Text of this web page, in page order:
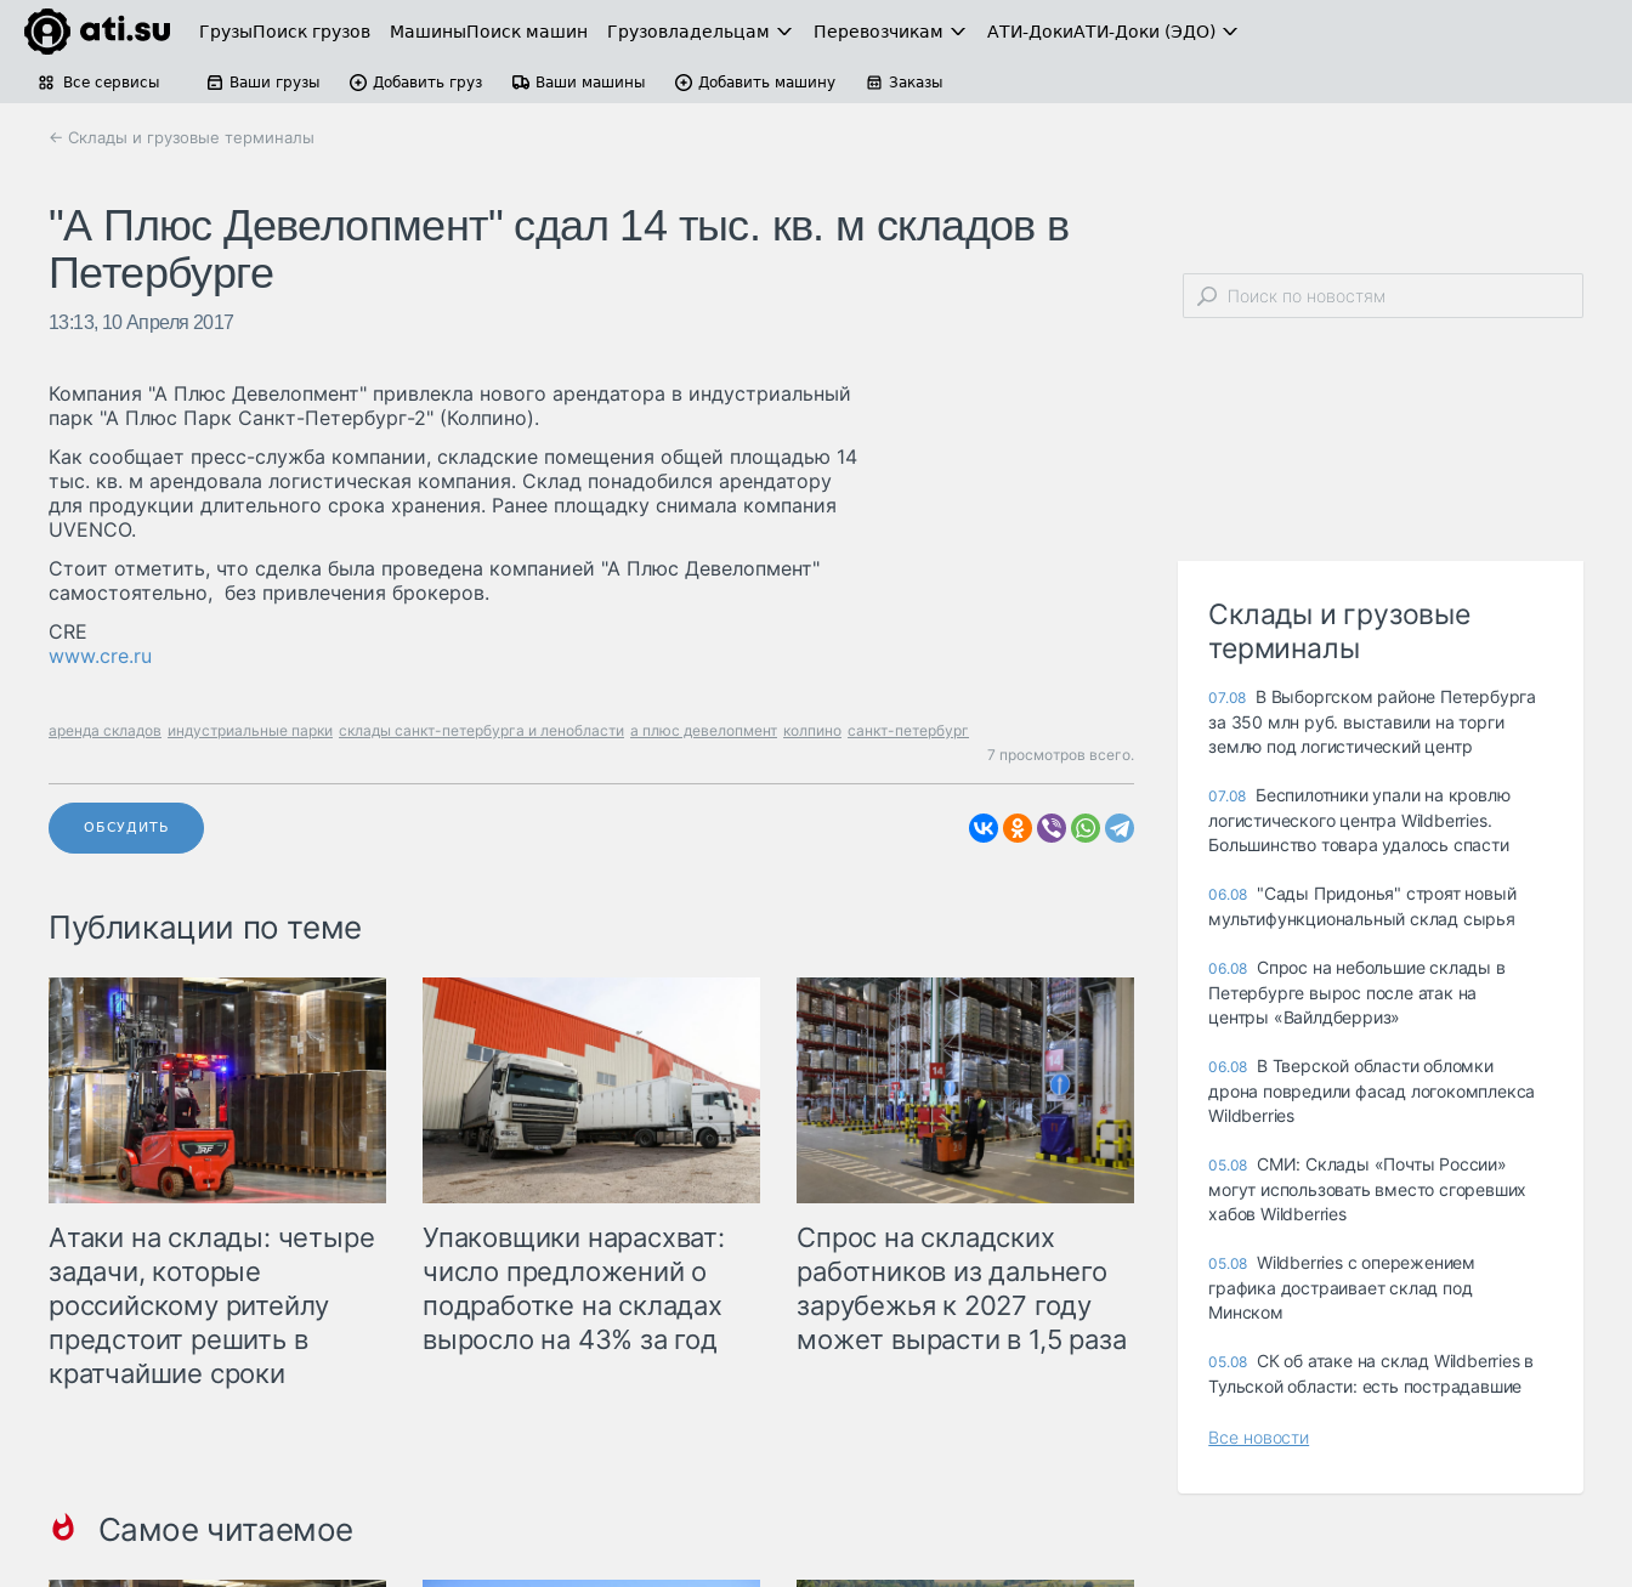
ГрузыПоиск грузов МашиныПоиск машин Грузовладельцам Перевозчикам АТИ-ДокиАТИ-Доки (ЭДО)
Все сервисы Ваши грузы Добавить груз Ваши машины Добавить машину Заказы
← Склады и грузовые терминалы
"А Плюс Девелопмент" сдал 14 тыс. кв. м складов в
Петербурге
13:13, 10 Апреля 2017
Компания "А Плюс Девелопмент" привлекла нового арендатора в индустриальный
парк "А Плюс Парк Санкт-Петербург-2" (Колпино).
Как сообщает пресс-служба компании, складские помещения общей площадью 14
тыс. кв. м арендовала логистическая компания. Склад понадобился арендатору
для продукции длительного срока хранения. Ранее площадку снимала компания
UVENCO.
Стоит отметить, что сделка была проведена компанией "А Плюс Девелопмент"
самостоятельно, без привлечения брокеров.
CRE
www.cre.ru
аренда складов индустриальные парки склады санкт-петербурга и ленобласти а плюс девелопмент колпино санкт-петербург
7 просмотров всего.
ОБСУДИТЬ
Публикации по теме
Атаки на склады: четыре
задачи, которые
российскому ритейлу
предстоит решить в
кратчайшие сроки
Упаковщики нарасхват:
число предложений о
подработке на складах
выросло на 43% за год
Спрос на складских
работников из дальнего
зарубежья к 2027 году
может вырасти в 1,5 раза
Самое читаемое
Склады и грузовые
терминалы
07.08 В Выборгском районе Петербурга
за 350 млн руб. выставили на торги
землю под логистический центр
07.08 Беспилотники упали на кровлю
логистического центра Wildberries.
Большинство товара удалось спасти
06.08 "Сады Придонья" строят новый
мультифункциональный склад сырья
06.08 Спрос на небольшие склады в
Петербурге вырос после атак на
центры «Вайлдберриз»
06.08 В Тверской области обломки
дрона повредили фасад логокомплекса
Wildberries
05.08 СМИ: Склады «Почты России»
могут использовать вместо сгоревших
хабов Wildberries
05.08 Wildberries с опережением
графика достраивает склад под
Минском
05.08 СК об атаке на склад Wildberries в
Тульской области: есть пострадавшие
Все новости